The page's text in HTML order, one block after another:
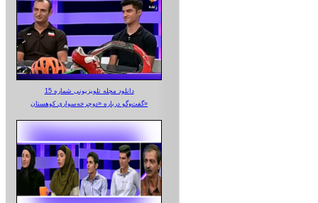
دانلود مجله تلویزیونی شماره 15
گفت‌وگو درباره «دوچرخه‌سواری کوهستان»